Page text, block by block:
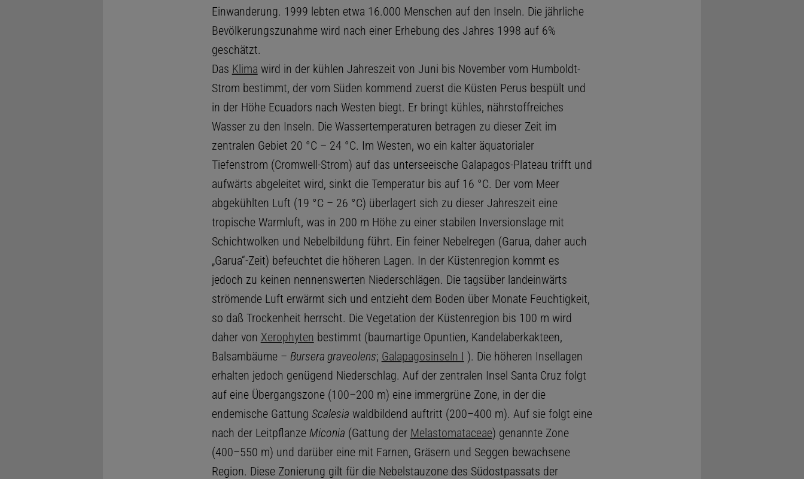
Einwanderung. 1999 lebten etwa 16.000 Menschen auf den Inseln. Die jährliche
Bevölkerungszunahme wird nach einer Erhebung des Jahres 1998 auf 6%
geschätzt.
Das Klima wird in der kühlen Jahreszeit von Juni bis November vom Humboldt-
Strom bestimmt, der vom Süden kommend zuerst die Küsten Perus bespült und
in der Höhe Ecuadors nach Westen biegt. Er bringt kühles, nährstoffreiches
Wasser zu den Inseln. Die Wassertemperaturen betragen zu dieser Zeit im
zentralen Gebiet 20 °C – 24 °C. Im Westen, wo ein kalter äquatorialer
Tiefenstrom (Cromwell-Strom) auf das unterseeische Galapagos-Plateau trifft und
aufwärts abgeleitet wird, sinkt die Temperatur bis auf 16 °C. Der vom Meer
abgekühlten Luft (19 °C – 26 °C) überlagert sich zu dieser Jahreszeit eine
tropische Warmluft, was in 200 m Höhe zu einer stabilen Inversionslage mit
Schichtwolken und Nebelbildung führt. Ein feiner Nebelregen (Garua, daher auch
„Garua“-Zeit) befeuchtet die höheren Lagen. In der Küstenregion kommt es
jedoch zu keinen nennenswerten Niederschlägen. Die tagsüber landeinwärts
strömende Luft erwärmt sich und entzieht dem Boden über Monate Feuchtigkeit,
so daß Trockenheit herrscht. Die Vegetation der Küstenregion bis 100 m wird
daher von Xerophyten bestimmt (baumartige Opuntien, Kandelaberkakteen,
Balsambäume – Bursera graveolens; Galapagosinseln I ). Die höheren Insellagen
erhalten jedoch genügend Niederschlag. Auf der zentralen Insel Santa Cruz folgt
auf eine Übergangszone (100–200 m) eine immergrüne Zone, in der die
endemische Gattung Scalesia waldbildend auftritt (200–400 m). Auf sie folgt eine
nach der Leitpflanze Miconia (Gattung der Melastomataceae) genannte Zone
(400–550 m) und darüber eine mit Farnen, Gräsern und Seggen bewachsene
Region. Diese Zonierung gilt für die Nebelstauzone des Südostpassats der